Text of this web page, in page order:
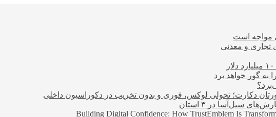
مواجه است
تجاری و معدنی
به گور خواهد برد
دکارت؛ تحولی لوکس، فوری و بدون تخریب در دکوراسیون داخلی
Building Digital Confidence: How TrustEmblem Is